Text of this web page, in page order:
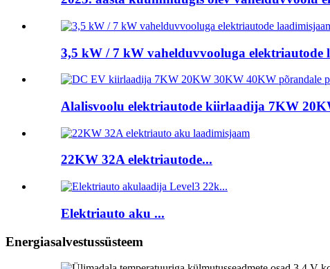
3,5 kW / 7 kW vahelduvvooluga elektriautode
Alalisvoolu elektriautode kiirlaadija 7KW
22KW 32A elektriautode...
Elektriauto aku ...
Energiasalvestussüsteem